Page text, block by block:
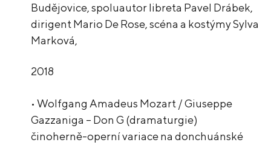
Budějovice, spoluautor libreta Pavel Drábek,
dirigent Mario De Rose, scéna a kostýmy Sylva
Marková,
2018
• Wolfgang Amadeus Mozart / Giuseppe
Gazzaniga – Don G (dramaturgie)
činoherně-operní variace na donchuánské